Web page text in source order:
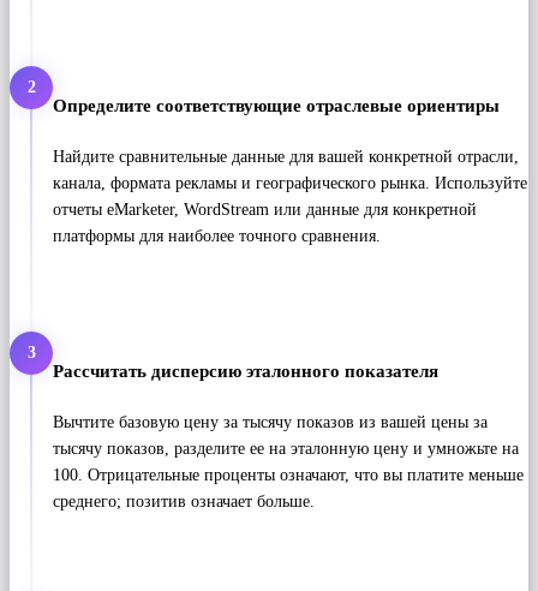
2
Определите соответствующие отраслевые ориентиры
Найдите сравнительные данные для вашей конкретной отрасли,
канала, формата рекламы и географического рынка. Используйте
отчеты eMarketer, WordStream или данные для конкретной
платформы для наиболее точного сравнения.
3
Рассчитать дисперсию эталонного показателя
Вычтите базовую цену за тысячу показов из вашей цены за
тысячу показов, разделите ее на эталонную цену и умножьте на
100. Отрицательные проценты означают, что вы платите меньше
среднего; позитив означает больше.